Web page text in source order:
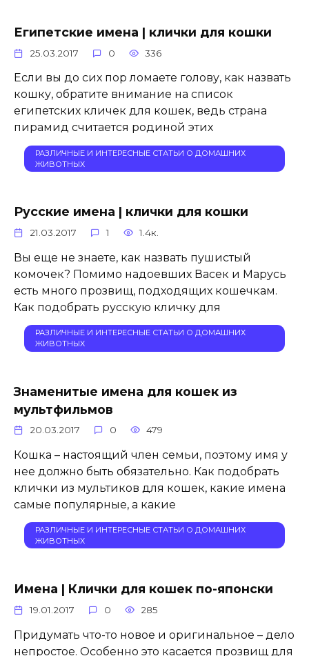
Египетские имена | клички для кошки
25.03.2017 0 336
Если вы до сих пор ломаете голову, как назвать
кошку, обратите внимание на список
египетских кличек для кошек, ведь страна
пирамид считается родиной этих
РАЗЛИЧНЫЕ И ИНТЕРЕСНЫЕ СТАТЬИ О ДОМАШНИХ
ЖИВОТНЫХ
Русские имена | клички для кошки
21.03.2017 1 1.4к.
Вы еще не знаете, как назвать пушистый
комочек? Помимо надоевших Васек и Марусь
есть много прозвищ, подходящих кошечкам.
Как подобрать русскую кличку для
РАЗЛИЧНЫЕ И ИНТЕРЕСНЫЕ СТАТЬИ О ДОМАШНИХ
ЖИВОТНЫХ
Знаменитые имена для кошек из
мультфильмов
20.03.2017 0 479
Кошка – настоящий член семьи, поэтому имя у
нее должно быть обязательно. Как подобрать
клички из мультиков для кошек, какие имена
самые популярные, а какие
РАЗЛИЧНЫЕ И ИНТЕРЕСНЫЕ СТАТЬИ О ДОМАШНИХ
ЖИВОТНЫХ
Имена | Клички для кошек по-японски
19.01.2017 0 285
Придумать что-то новое и оригинальное – дело
непростое. Особенно это касается прозвищ для